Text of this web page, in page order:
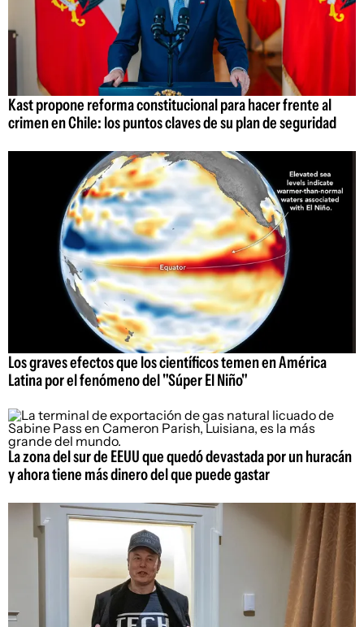
Kast propone reforma constitucional para hacer frente al
crimen en Chile: los puntos claves de su plan de seguridad
Los graves efectos que los científicos temen en América
Latina por el fenómeno del "Súper El Niño"
La zona del sur de EEUU que quedó devastada por un huracán
y ahora tiene más dinero del que puede gastar